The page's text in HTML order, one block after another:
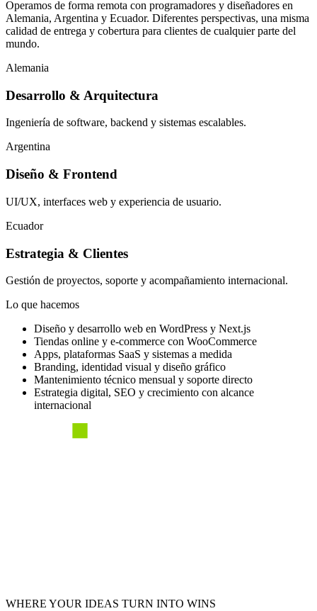
Operamos de forma remota con programadores y diseñadores en
Alemania, Argentina y Ecuador. Diferentes perspectivas, una misma
calidad de entrega y cobertura para clientes de cualquier parte del
mundo.
Alemania
Desarrollo & Arquitectura
Ingeniería de software, backend y sistemas escalables.
Argentina
Diseño & Frontend
UI/UX, interfaces web y experiencia de usuario.
Ecuador
Estrategia & Clientes
Gestión de proyectos, soporte y acompañamiento internacional.
Lo que hacemos
Diseño y desarrollo web en WordPress y Next.js
Tiendas online y e-commerce con WooCommerce
Apps, plataformas SaaS y sistemas a medida
Branding, identidad visual y diseño gráfico
Mantenimiento técnico mensual y soporte directo
Estrategia digital, SEO y crecimiento con alcance
internacional
WHERE YOUR IDEAS TURN INTO WINS